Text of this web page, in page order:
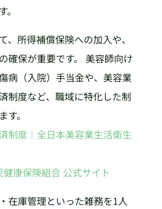
、所得補償保険への加入や、
確保が重要です。 美容師向け
病（入院）手当金や、美容業
制度など、職域に特化した制
。
制度｜全日本美容業生活衛生
康保険組合 公式サイト
在庫管理といった雑務を1人